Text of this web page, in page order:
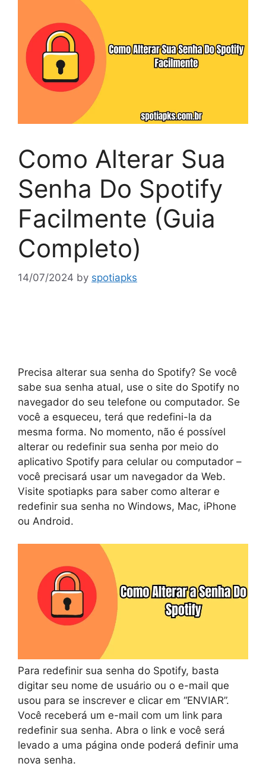
Como Alterar Sua
Senha Do Spotify
Facilmente (Guia
Completo)
14/07/2024 by spotiapks
Precisa alterar sua senha do Spotify? Se você
sabe sua senha atual, use o site do Spotify no
navegador do seu telefone ou computador. Se
você a esqueceu, terá que redefini-la da
mesma forma. No momento, não é possível
alterar ou redefinir sua senha por meio do
aplicativo Spotify para celular ou computador –
você precisará usar um navegador da Web.
Visite spotiapks para saber como alterar e
redefinir sua senha no Windows, Mac, iPhone
ou Android.
Para redefinir sua senha do Spotify, basta
digitar seu nome de usuário ou o e-mail que
usou para se inscrever e clicar em “ENVIAR”.
Você receberá um e-mail com um link para
redefinir sua senha. Abra o link e você será
levado a uma página onde poderá definir uma
nova senha.